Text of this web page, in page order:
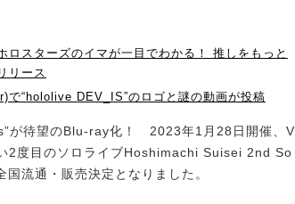
ロスターズのイマが一目でわかる！ 推しをもっと
リース
“hololive DEV_IS”のロゴと謎の動画が投稿
が待望のBlu-ray化！ 2023年1月28日開催、V
2度目のソロライブHoshimachi Suisei 2nd So
流通・販売決定となりました。